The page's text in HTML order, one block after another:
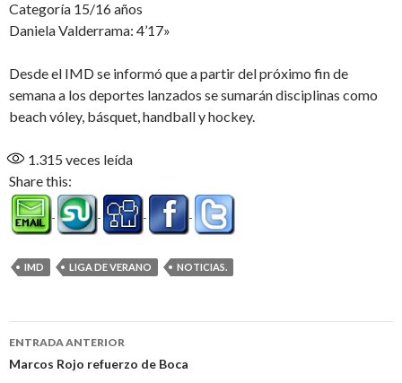
Categoría 15/16 años
Daniela Valderrama: 4’17»
Desde el IMD se informó que a partir del próximo fin de
semana a los deportes lanzados se sumarán disciplinas como
beach vóley, básquet, handball y hockey.
1.315 veces leída
Share this:
IMD LIGA DE VERANO NOTICIAS.
Navegación
de
ENTRADA ANTERIOR
Marcos Rojo refuerzo de Boca